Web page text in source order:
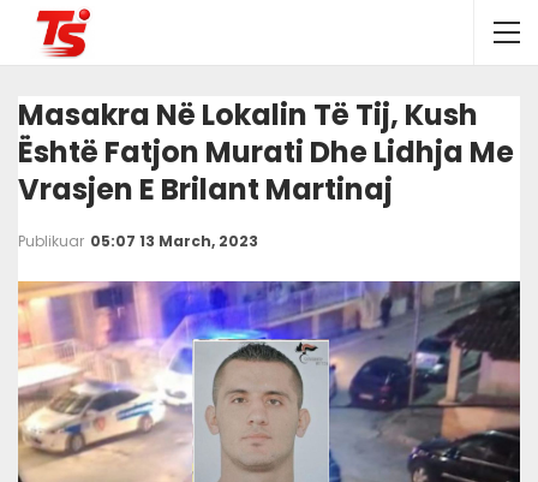
Masakra Në Lokalin Të Tij, Kush
Është Fatjon Murati Dhe Lidhja Me
Vrasjen E Brilant Martinaj
Publikuar 05:07 13 March, 2023